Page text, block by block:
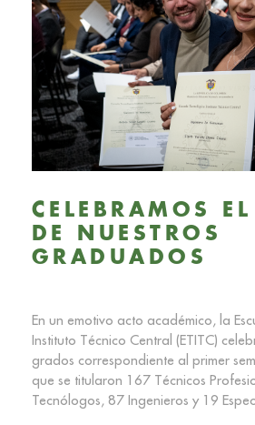
CELEBRAMOS
DE NUESTROS
GRADUADOS
En un emotivo acto académico, la
Instituto Técnico Central (ETITC)
grados correspondiente al primer
que se titularon 167 Técnicos
Tecnólogos, 87 Ingenieros y 19